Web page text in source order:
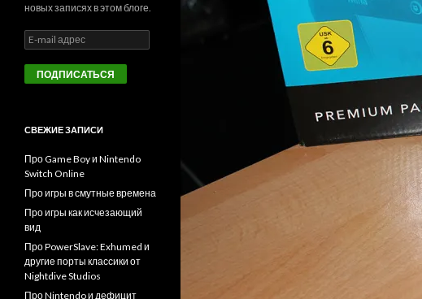
новых записях в этом блоге.
E
-
m
a
а
р
е
СВЕЖИЕ ЗАПИСИ
Про Game Boy и Nintendo
Switch Online
Про игры в смутные времена
Про игры как исчезающий
вид
Про PowerSlave: Exhumed и
другие порты классики от
Nightdive Studios
Про Nintendo и дефицит